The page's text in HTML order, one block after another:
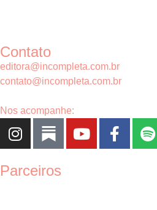
Contato
editora@incompleta.com.br
contato@incompleta.com.br
Nos acompanhe:
Parceiros